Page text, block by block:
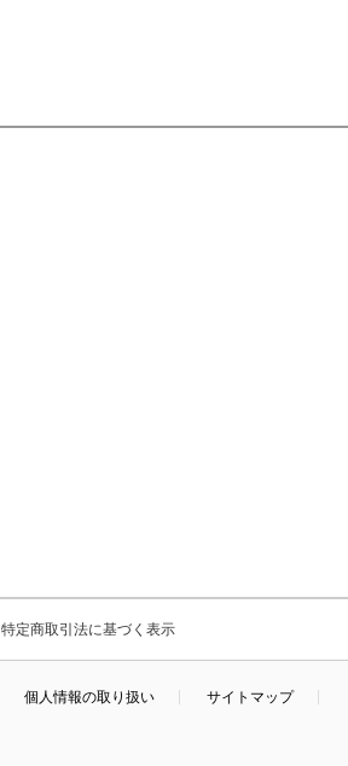
特定商取引法に基づく表示
個人情報の取り扱い サイトマップ